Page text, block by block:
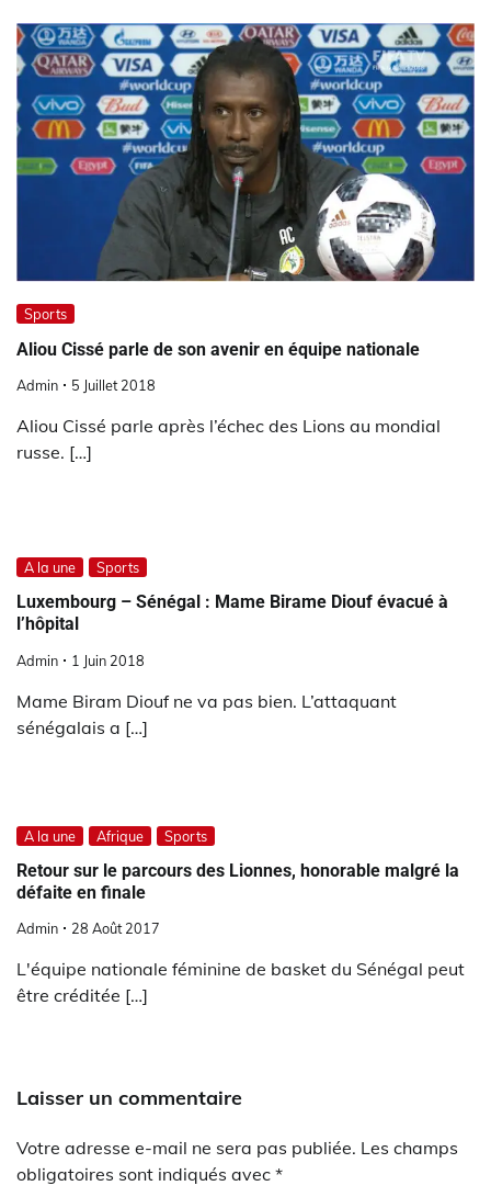
Sports
Aliou Cissé parle de son avenir en équipe nationale
Admin 5 Juillet 2018
Aliou Cissé parle après l’échec des Lions au mondial
russe. […]
A la une Sports
Luxembourg – Sénégal : Mame Birame Diouf évacué à
l’hôpital
Admin 1 Juin 2018
Mame Biram Diouf ne va pas bien. L’attaquant
sénégalais a […]
A la une Afrique Sports
Retour sur le parcours des Lionnes, honorable malgré la
défaite en finale
Admin 28 Août 2017
L'équipe nationale féminine de basket du Sénégal peut
être créditée […]
Laisser un commentaire
Votre adresse e-mail ne sera pas publiée. Les champs
obligatoires sont indiqués avec *